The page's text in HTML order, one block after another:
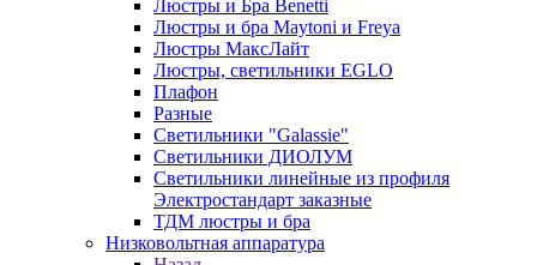
Люстры и Бра Benetti
Люстры и бра Maytoni и Freya
Люстры МаксЛайт
Люстры, светильники EGLO
Плафон
Разные
Светильники "Galassie"
Светильники ДИОЛУМ
Светильники линейные из профиля
Электростандарт заказные
ТДМ люстры и бра
Низковольтная аппаратура